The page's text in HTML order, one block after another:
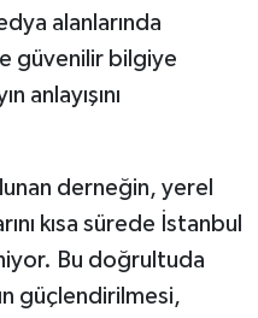
alanlarında
güvenilir bilgiye
anlayışını
derneğin, yerel
kısa sürede İstanbul
Bu doğrultuda
güçlendirilmesi,